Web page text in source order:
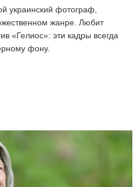
украинский фотограф,
жанре. Любит
«Гелиос»: эти кадры всегда
фону.